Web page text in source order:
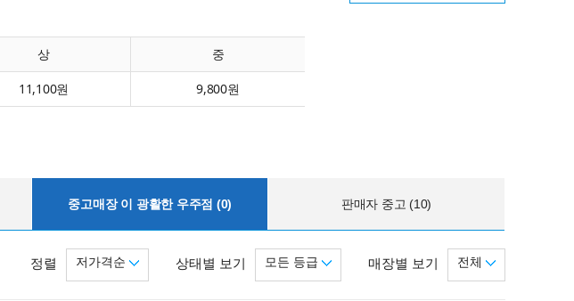
상 중
11,100원 9,800원
중고매장 이 광활한 우주점 (0) 판매자 중고 (10)
매장별 보기 전체
상태별 보기 모든 등급
정렬 저가격순